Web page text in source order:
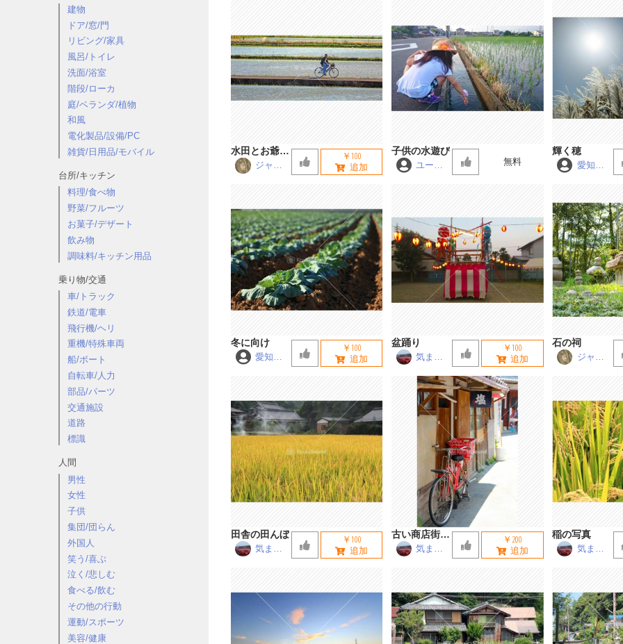
建物
ドア/窓/門
リビング/家具
風呂/トイレ
洗面/浴室
階段/ローカ
庭/ベランダ/植物
和風
電化製品/設備/PC
雑貨/日用品/モバイル
台所/キッチン
料理/食べ物
野菜/フルーツ
お菓子/デザート
飲み物
調味料/キッチン用品
乗り物/交通
車/トラック
鉄道/電車
飛行機/ヘリ
重機/特殊車両
船/ボート
自転車/人力
部品/パーツ
交通施設
道路
標識
人間
男性
女性
子供
集団/団らん
外国人
笑う/喜ぶ
泣く/悲しむ
食べる/飲む
その他の行動
運動/スポーツ
美容/健康
水田とお爺さ
ん
ジャー
￥100 子供の水遊び
ユーコ
無料
輝く穂
愛知Ma
冬に向け
愛知Ma
￥100 盆踊り
気まぐ
チ
￥100 石の祠
ジャー
田舎の田んぼ
気まぐ
￥100
古い商店街の
自転車気まぐ
￥200 稲の写真
気まぐ